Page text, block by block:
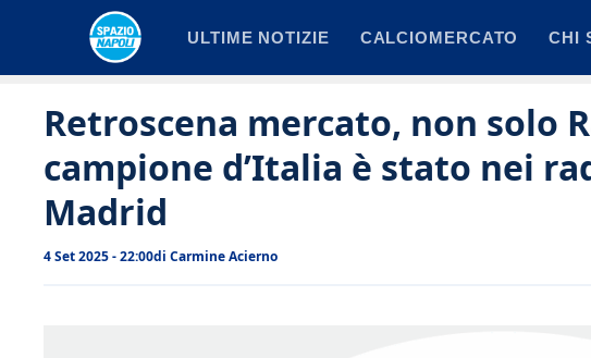
ULTIME NOTIZIE CALCIOMERCATO CHI
Retroscena mercato, non solo
campione d’Italia è stato nei
Madrid
4 Set 2025 - 22:00di Carmine Acierno